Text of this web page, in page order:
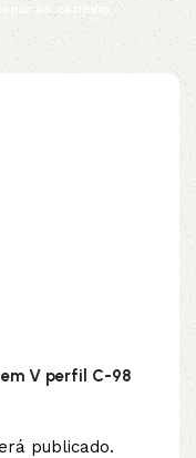
ao carrinho
V perfil C-98
publicado.